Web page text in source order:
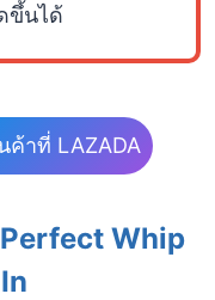
ขึ้นได้
ค้าที่ LAZADA
Whip